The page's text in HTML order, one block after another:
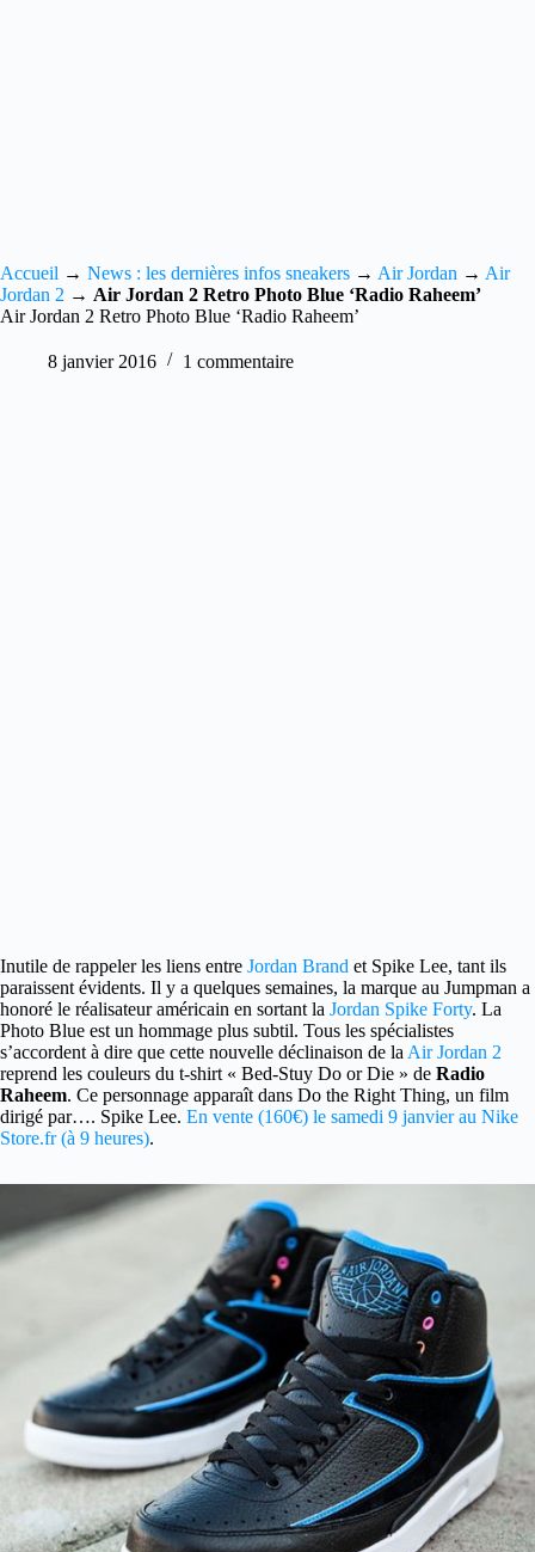
Accueil → News : les dernières infos sneakers → Air Jordan → Air
Jordan 2 → Air Jordan 2 Retro Photo Blue ‘Radio Raheem’
Air Jordan 2 Retro Photo Blue ‘Radio Raheem’
8 janvier 2016 1 commentaire
Inutile de rappeler les liens entre Jordan Brand et Spike Lee, tant ils
paraissent évidents. Il y a quelques semaines, la marque au Jumpman a
honoré le réalisateur américain en sortant la Jordan Spike Forty. La
Photo Blue est un hommage plus subtil. Tous les spécialistes
s’accordent à dire que cette nouvelle déclinaison de la Air Jordan 2
reprend les couleurs du t-shirt « Bed-Stuy Do or Die » de Radio
Raheem. Ce personnage apparaît dans Do the Right Thing, un film
dirigé par…. Spike Lee. En vente (160€) le samedi 9 janvier au Nike
Store.fr (à 9 heures).